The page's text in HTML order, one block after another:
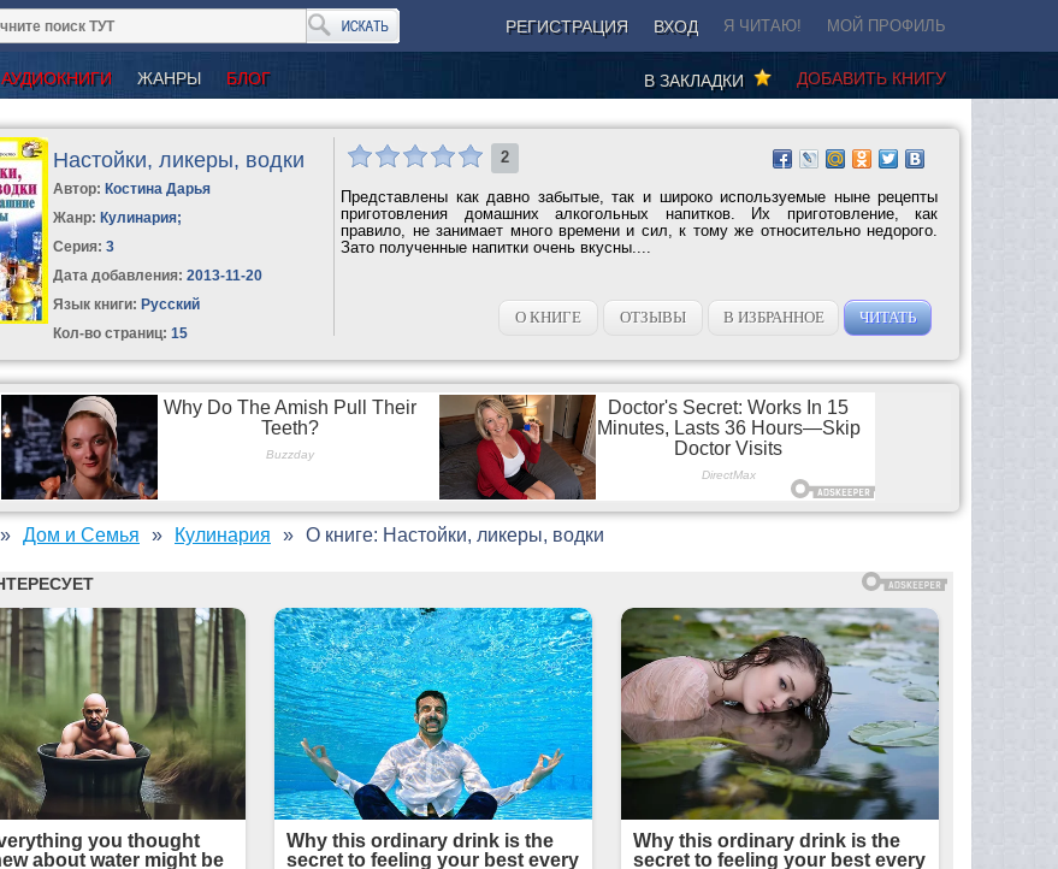
РЕГИСТРАЦИЯ ВХОД Я ЧИТАЮ! МОЙ ПРОФИЛЬ
АУДИОКНИГИ ЖАНРЫ БЛОГ ДОБАВИТЬ КНИГУ
В ЗАКЛАДКИ
Настойки, ликеры, водки
Автор: Костина Дарья
Жанр: Кулинария;
Серия:3
Дата добавления: 2013-11-20
Язык книги: Русский
Кол-во страниц: 15
2
Представлены как давно забытые, так и широко используемые ныне рецепты
приготовления домашних алкогольных напитков. Их приготовление, как
правило, не занимает много времени и сил, к тому же относительно недорого.
Зато полученные напитки очень вкусны....
О КНИГЕ ОТЗЫВЫ В ИЗБРАННОЕ ЧИТАТЬ
Дом и Семья Кулинария О книге: Настойки, ликеры, водки